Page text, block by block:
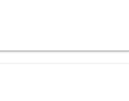
тоже очень
за хороший